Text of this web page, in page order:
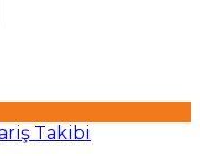
Takibi